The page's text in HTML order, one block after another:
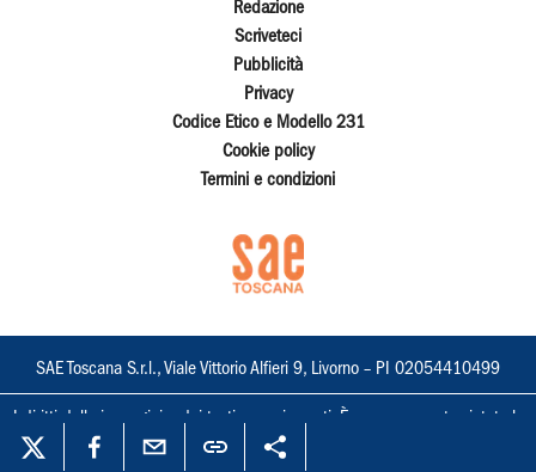
Redazione
Scriveteci
Pubblicità
Privacy
Codice Etico e Modello 231
Cookie policy
Termini e condizioni
SAE Toscana S.r.l., Viale Vittorio Alfieri 9, Livorno – PI 02054410499
I diritti delle immagini e dei testi sono riservati. È espressamente vietata la
loro riproduzione con qualsiasi mezzo e l'adattamento totale o parziale.